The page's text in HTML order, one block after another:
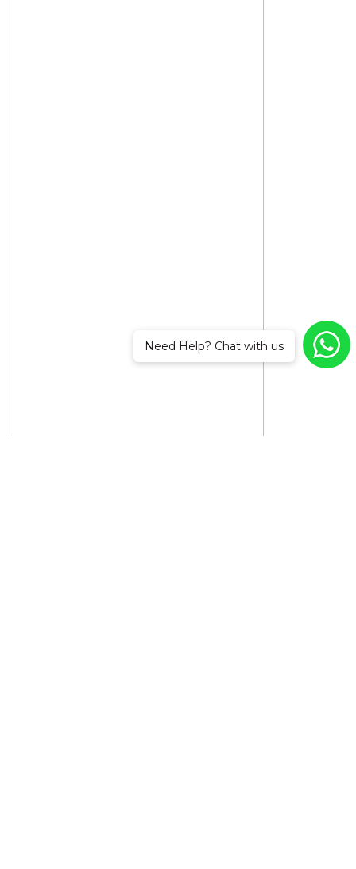
Need Help? Chat with us